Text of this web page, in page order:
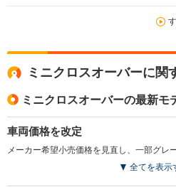
ミニクロスオーバーに関
ミニクロスオーバーの最新モ
車両価格を改定
全てを表示